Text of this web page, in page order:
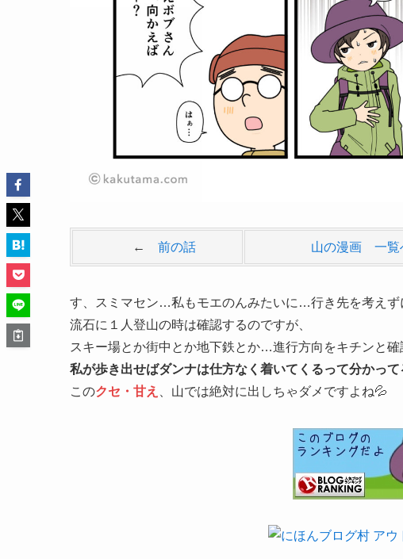
← 前の話 山の漫画 一覧
す、スミマセン…私もモエのんみたいに…行き先を考えず
流石に１人登山の時は確認するのですが、
スキー場とか街中とか地下鉄とか…進行方向をキチンと確
私が歩き出せばダンナは仕方なく着いてくるって分かっ
このクセ・甘え 、山では絶対に出しちゃダメですよね💦